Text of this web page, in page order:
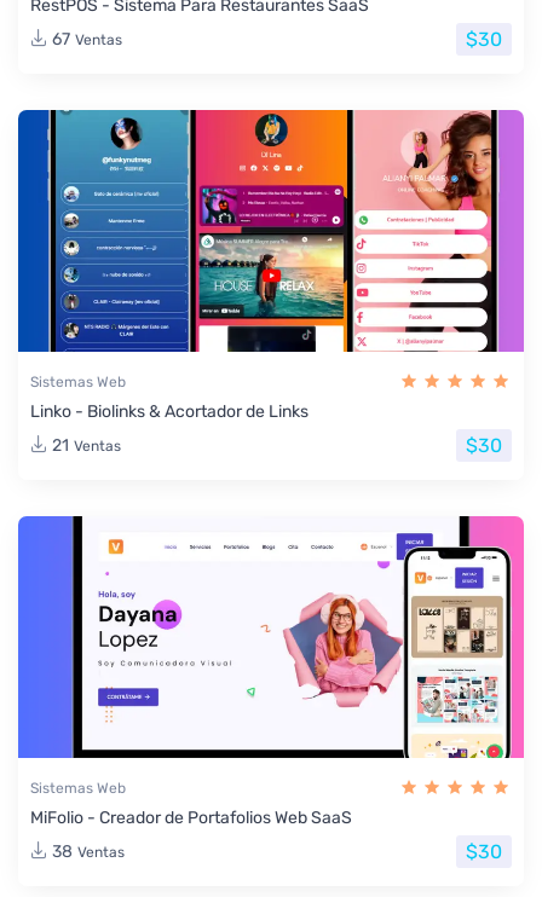
RestPOS - Sistema Para Restaurantes SaaS
67 Ventas $30
Sistemas Web
Linko - Biolinks & Acortador de Links
21 Ventas $30
Sistemas Web
MiFolio - Creador de Portafolios Web SaaS
38 Ventas $30